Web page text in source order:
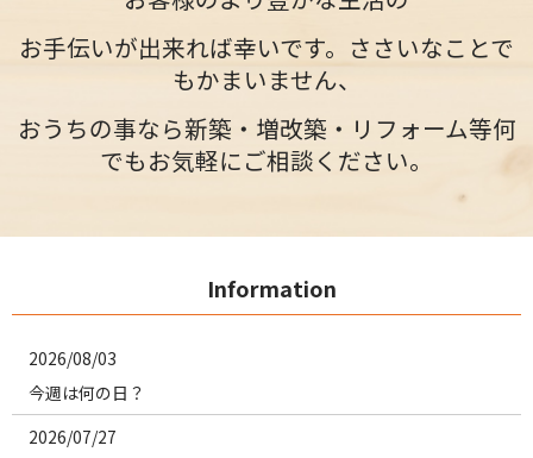
お手伝いが出来れば幸いです。ささいなことで
もかまいません、
おうちの事なら新築・増改築・リフォーム等何
でもお気軽にご相談ください。
Information
2026/08/03
今週は何の日？
2026/07/27